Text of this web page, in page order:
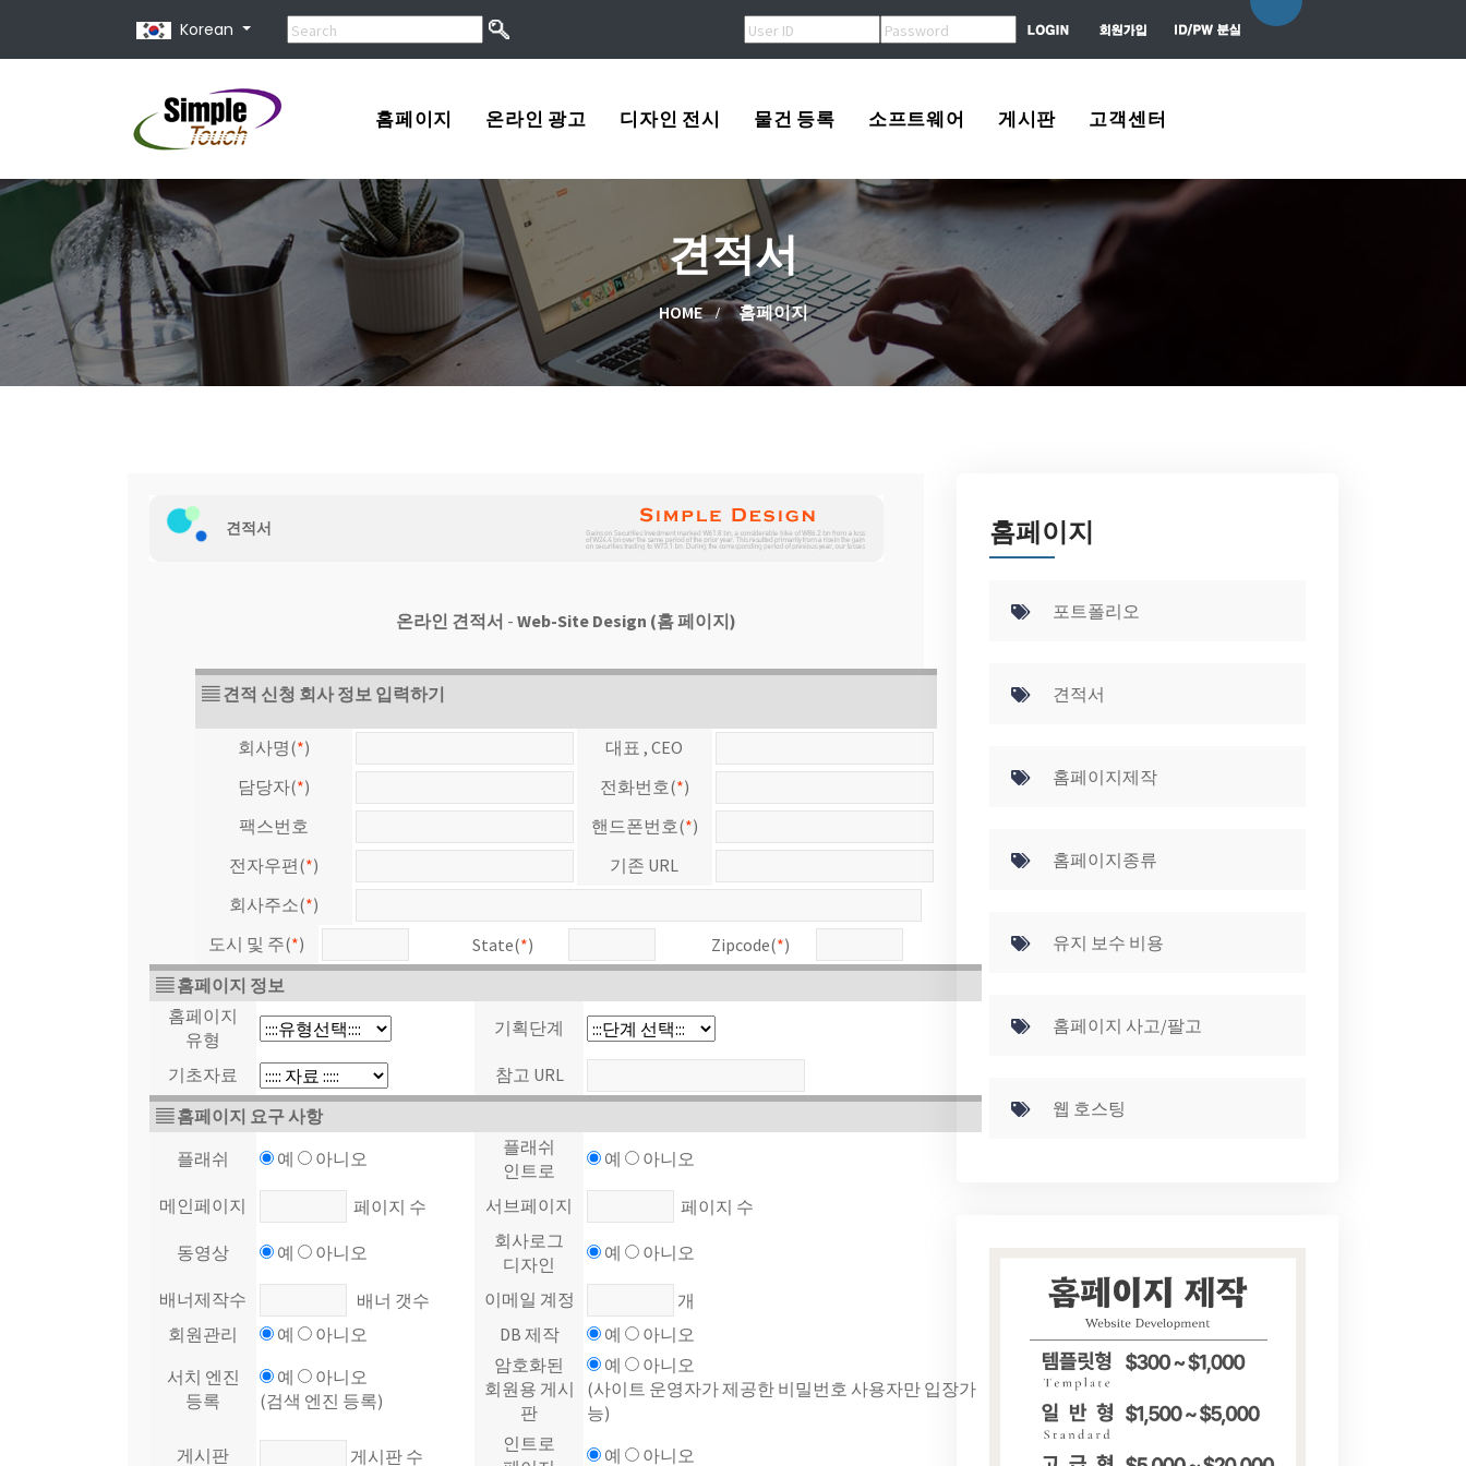
Korean
홈페이지
포트폴리오
견적서
홈페이지 제작
홈페이지 종류
온라인 광고
오버추어광고
키워드광고
검색엔진등록
배너광고
디자인 전시
프린트
광고
동영상
물건 등록
USA
Korea
China
Other
소프트웨어 게시판
자유게시판
질문 / 대답
News Center
고객센터
About Us
견적서
HOME 홈페이지
견적서
온라인 견적서 - Web-Site Design (홈 페이지)
▤ 견적 신청 회사 정보 입력하기
회사명(*)
대표 , CEO
담당자(*) 전화번호(*)
팩스번호
핸드폰번호(*)
전자우편(*)
기존 URL
회사주소(*)
도시 및 주(*) State(*) Zipcode(*)
▤ 홈페이지 정보
홈페이지
유형
기획단계
기초자료
참고 URL
▤ 홈페이지 요구 사항
플래쉬
예 아니오
플래쉬
인트로
예 아니오
메인페이지 페이지 수 서브페이지 페이지 수
동영상 예 아니오
회사로그
디자인
예 아니오
배너제작수 배너 갯수 이메일 계정
개
회원관리
예 아니오 DB 제작 예
아니오
서치 엔진
등록
예
아니오
(검색 엔진 등록)
암호화된
회원용 게시
판
예
아니오
(사이트 운영자가 제공한 비밀번호 사용자만 입장가
능)
게시판
게시판 수
인트로
예 아니오
홈페이지
포트폴리오
견적서
홈페이지제작
홈페이지종류
유지 보수 비용
홈페이지 사고/팔고
웹 호스팅